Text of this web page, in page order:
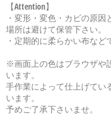
【Attention】
・変形・変色・カビの原
場所は避けて保管下さい。
・定期的に柔らかい布など
※画面上の色はブラウザや
います。
手作業によって仕上げてい
います。
予めご了承下さいませ。